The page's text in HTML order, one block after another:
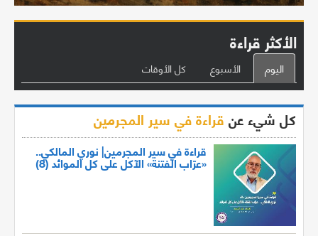
الأكثر قراءة
اليوم الأسبوع كل الأوقات
كل شيء عنقراءة في سير المجرمين
قراءة في سير المجرمين| نوري المالكي..
«عرّاب الفتنة» الآكل على كل الموائد (8)